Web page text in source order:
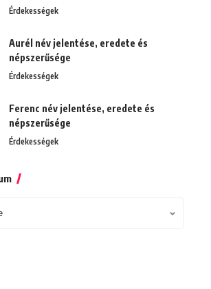
Érdekességek
Aurél név jelentése, eredete és
népszerűsége
Érdekességek
Ferenc név jelentése, eredete és
népszerűsége
Érdekességek